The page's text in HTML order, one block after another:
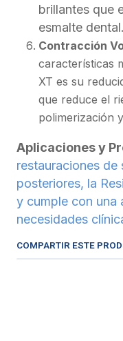
brillantes que
esmalte dental.
Contracción
características
XT es su
que reduce el
polimerización
Aplicaciones y
restauraciones de
posteriores, la
y cumple con una
necesidades
COMPARTIR ESTE